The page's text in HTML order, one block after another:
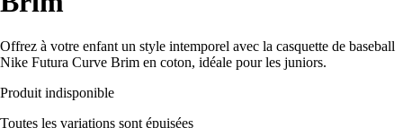
Offrez à votre enfant un style intemporel avec la casquette de baseball
Nike Futura Curve Brim en coton, idéale pour les juniors.
Produit indisponible
Toutes les variations sont épuisées